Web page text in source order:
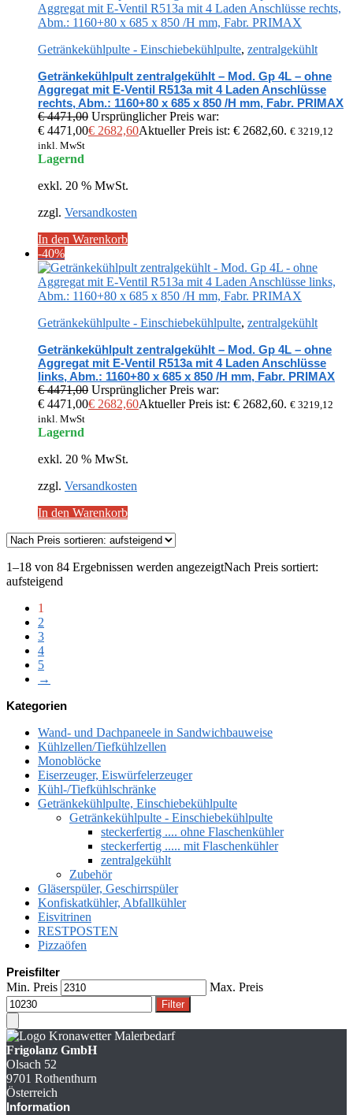
Getränkekühlpulte - Einschiebekühlpulte, zentralgekühlt
Getränkekühlpult zentralgekühlt – Mod. Gp 4L – ohne
Aggregat mit E-Ventil R513a mit 4 Laden Anschlüsse
rechts, Abm.: 1160+80 x 685 x 850 /H mm, Fabr. PRIMAX
€4471,00 Ursprünglicher Preis war:
€ 4471,00€ 2682,60Aktueller Preis ist: € 2682,60. € 3219,12
inkl. MwSt
Lagernd
exkl. 20 % MwSt.
zzgl. Versandkosten
In den Warenkorb
-40%
Getränkekühlpulte - Einschiebekühlpulte, zentralgekühlt
Getränkekühlpult zentralgekühlt – Mod. Gp 4L – ohne
Aggregat mit E-Ventil R513a mit 4 Laden Anschlüsse
links, Abm.: 1160+80 x 685 x 850 /H mm, Fabr. PRIMAX
€4471,00 Ursprünglicher Preis war:
€ 4471,00€ 2682,60Aktueller Preis ist: € 2682,60. € 3219,12
inkl. MwSt
Lagernd
exkl. 20 % MwSt.
zzgl. Versandkosten
In den Warenkorb
1–18 von 84 Ergebnissen werden angezeigtNach Preis sortiert:
aufsteigend
1
2
3
4
5
→
Kategorien
Wand- und Dachpaneele in Sandwichbauweise
Kühlzellen/Tiefkühlzellen
Monoblöcke
Eiserzeuger, Eiswürfelerzeuger
Kühl-/Tiefkühlschränke
Getränkekühlpulte, Einschiebekühlpulte
Getränkekühlpulte - Einschiebekühlpulte
steckerfertig .... ohne Flaschenkühler
steckerfertig ..... mit Flaschenkühler
zentralgekühlt
Zubehör
Gläserspüler, Geschirrspüler
Konfiskatkühler, Abfallkühler
Eisvitrinen
RESTPOSTEN
Pizzaöfen
Preisfilter
Min. Preis
Max. Preis
Filter
Frigolanz GmbH
Olsach 52
9701 Rothenthurn
Österreich
Information